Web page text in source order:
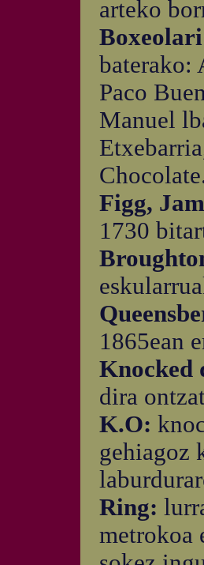
arteko
baterako:
Paco
Manuel
Figg,
1730
1865ean
Knocked
dira
K.O:
gehiagoz
Ring:
metrokoa